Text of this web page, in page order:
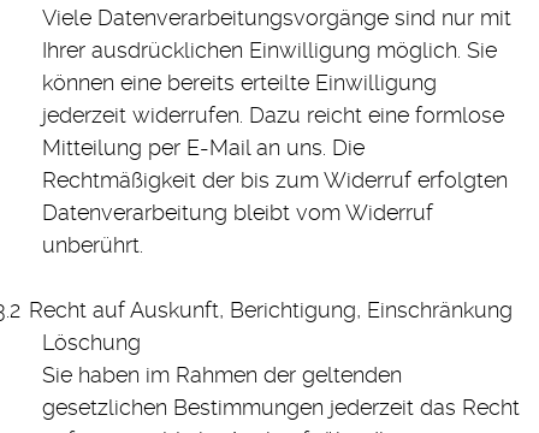
Viele Datenverarbeitungsvorgänge sind nur mit
Ihrer ausdrücklichen Einwilligung möglich. Sie
können eine bereits erteilte Einwilligung
jederzeit widerrufen. Dazu reicht eine formlose
Mitteilung per E-Mail an uns. Die
Rechtmäßigkeit der bis zum Widerruf erfolgten
Datenverarbeitung bleibt vom Widerruf
unberührt.
Recht auf Auskunft, Berichtigung, Einschränkung
Löschung
Sie haben im Rahmen der geltenden
gesetzlichen Bestimmungen jederzeit das Recht